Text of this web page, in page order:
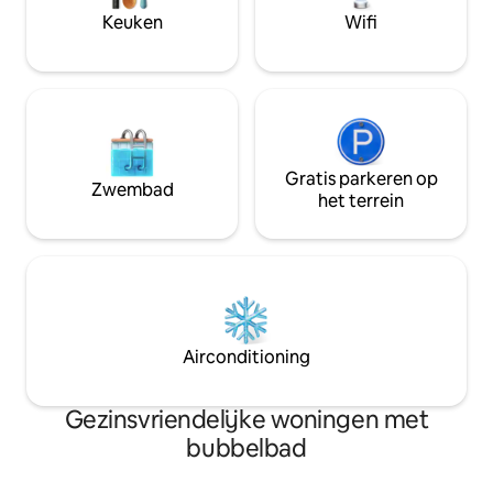
schoonheid, waardoor het een ideaal is.
Keuken Wifi
Zwembad
Gratis parkeren op
het terrein
Airconditioning
Gezinsvriendelijke woningen met
bubbelbad